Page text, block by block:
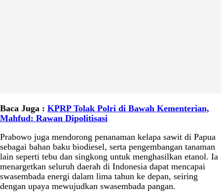
Baca Juga : KPRP Tolak Polri di Bawah Kementerian,
Mahfud: Rawan Dipolitisasi
Prabowo juga mendorong penanaman kelapa sawit di Papua
sebagai bahan baku biodiesel, serta pengembangan tanaman
lain seperti tebu dan singkong untuk menghasilkan etanol. Ia
menargetkan seluruh daerah di Indonesia dapat mencapai
swasembada energi dalam lima tahun ke depan, seiring
dengan upaya mewujudkan swasembada pangan.